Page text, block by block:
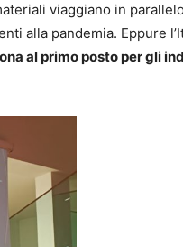
viaggiano in
alla pandemia. Eppure
al primo posto per gli